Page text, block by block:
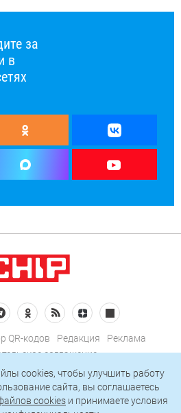
за
в
QR-кодов Редакция
Реклама
соглашение
конфиденциальности
на рассылку
cookies, чтобы улучшить работу
сайта, вы соглашаетесь
cookies и принимаете условия